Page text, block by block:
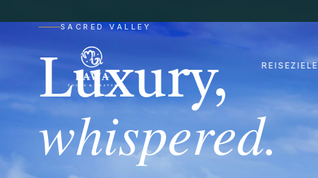
REISEZIELE
SACRED VALLEY
Luxury,
whispered.